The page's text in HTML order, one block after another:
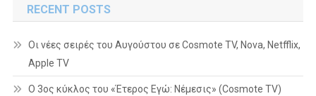
RECENT POSTS
Οι νέες σειρές του Αυγούστου σε Cosmote TV, Nova, Netfflix,
Apple TV
Ο 3ος κύκλος του «Έτερος Εγώ: Νέμεσις» (Cosmote TV)